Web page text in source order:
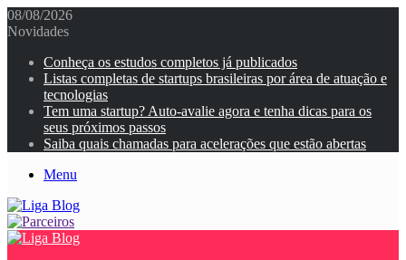
08/08/2026
Novidades
Conheça os estudos completos já publicados
Listas completas de startups brasileiras por área de atuação e
tecnologias
Tem uma startup? Auto-avalie agora e tenha dicas para os
seus próximos passos
Saiba quais chamadas para acelerações que estão abertas
Menu